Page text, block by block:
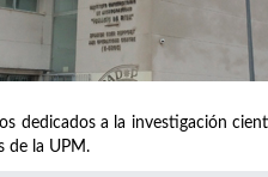
dedicados a la investigación
de la UPM.